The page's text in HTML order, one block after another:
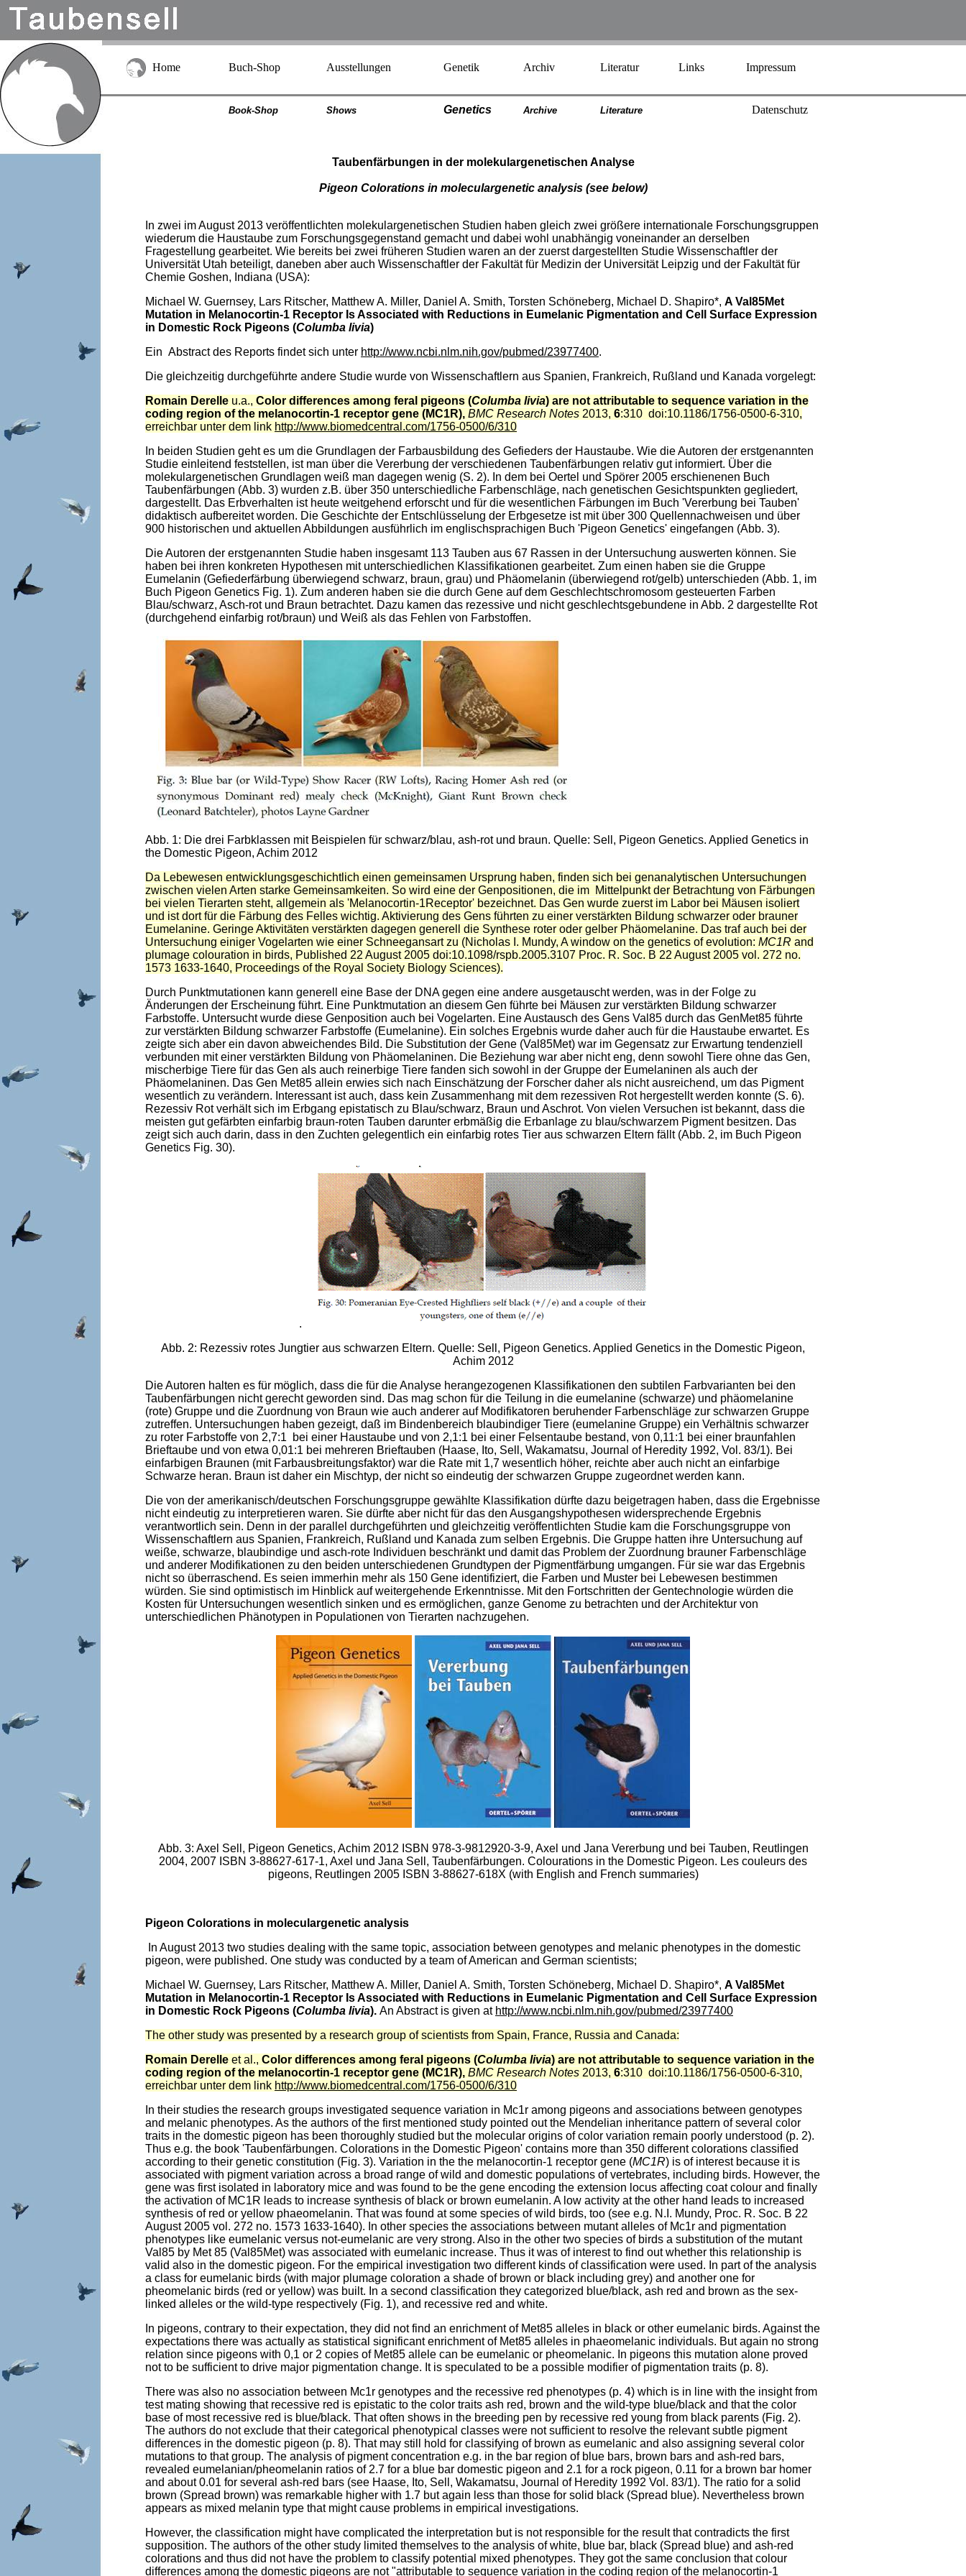
Home Buch-Shop Ausstellungen Genetik Archiv Literatur Links Impressum
Book-Shop Shows Genetics Archive Literature Datenschutz
Taubenfärbungen in der molekulargenetischen Analyse
Pigeon Colorations in moleculargenetic analysis(see below)
In zwei im August 2013 veröffentlichten molekulargenetischen Studien haben gleich zwei größere internationale Forschungsgruppen
wiederum die Haustaube zum Forschungsgegenstand gemacht und dabei wohl unabhängig voneinander an derselben
Fragestellung gearbeitet. Wie bereits bei zwei früheren Studien waren an der zuerst dargestellten Studie Wissenschaftler der
Universität Utah beteiligt, daneben aber auch Wissenschaftler der Fakultät für Medizin der Universität Leipzig und der Fakultät für
Chemie Goshen, Indiana (USA):
Michael W. Guernsey, Lars Ritscher, Matthew A. Miller, Daniel A. Smith, Torsten Schöneberg, Michael D. Shapiro*, A Val85Met
Mutation in Melanocortin-1 Receptor Is Associated with Reductions in Eumelanic Pigmentation and Cell Surface Expression
in Domestic Rock Pigeons (Columba livia)
Ein Abstract des Reports findet sich unter http://www.ncbi.nlm.nih.gov/pubmed/23977400.
Die gleichzeitig durchgeführte andere Studie wurde von Wissenschaftlern aus Spanien, Frankreich, Rußland und Kanada vorgelegt:
Romain Derelle u.a., Color differences among feral pigeons (Columba livia) are not attributable to sequence variation in the
coding region of the melanocortin-1 receptor gene (MC1R), BMC Research Notes 2013, 6:310 doi:10.1186/1756-0500-6-310,
erreichbar unter dem link http://www.biomedcentral.com/1756-0500/6/310
In beiden Studien geht es um die Grundlagen der Farbausbildung des Gefieders der Haustaube. Wie die Autoren der erstgenannten
Studie einleitend feststellen, ist man über die Vererbung der verschiedenen Taubenfärbungen relativ gut informiert. Über die
molekulargenetischen Grundlagen weiß man dagegen wenig (S. 2). In dem bei Oertel und Spörer 2005 erschienenen Buch
Taubenfärbungen (Abb. 3) wurden z.B. über 350 unterschiedliche Farbenschläge, nach genetischen Gesichtspunkten gegliedert,
dargestellt. Das Erbverhalten ist heute weitgehend erforscht und für die wesentlichen Färbungen im Buch 'Vererbung bei Tauben'
didaktisch aufbereitet worden. Die Geschichte der Entschlüsselung der Erbgesetze ist mit über 300 Quellennachweisen und über
900 historischen und aktuellen Abbildungen ausführlich im englischsprachigen Buch 'Pigeon Genetics' eingefangen (Abb. 3).
Die Autoren der erstgenannten Studie haben insgesamt 113 Tauben aus 67 Rassen in der Untersuchung auswerten können. Sie
haben bei ihren konkreten Hypothesen mit unterschiedlichen Klassifikationen gearbeitet. Zum einen haben sie die Gruppe
Eumelanin (Gefiederfärbung überwiegend schwarz, braun, grau) und Phäomelanin (überwiegend rot/gelb) unterschieden (Abb. 1, im
Buch Pigeon Genetics Fig. 1). Zum anderen haben sie die durch Gene auf dem Geschlechtschromosom gesteuerten Farben
Blau/schwarz, Asch-rot und Braun betrachtet. Dazu kamen das rezessive und nicht geschlechtsgebundene in Abb. 2 dargestellte Rot
(durchgehend einfarbig rot/braun) und Weiß als das Fehlen von Farbstoffen.
Abb. 1: Die drei Farbklassen mit Beispielen für schwarz/blau, ash-rot und braun. Quelle: Sell, Pigeon Genetics. Applied Genetics in
the Domestic Pigeon, Achim 2012
Da Lebewesen entwicklungsgeschichtlich einen gemeinsamen Ursprung haben, finden sich bei genanalytischen Untersuchungen
zwischen vielen Arten starke Gemeinsamkeiten. So wird eine der Genpositionen, die im Mittelpunkt der Betrachtung von Färbungen
bei vielen Tierarten steht, allgemein als 'Melanocortin-1Receptor' bezeichnet. Das Gen wurde zuerst im Labor bei Mäusen isoliert
und ist dort für die Färbung des Felles wichtig. Aktivierung des Gens führten zu einer verstärkten Bildung schwarzer oder brauner
Eumelanine. Geringe Aktivitäten verstärkten dagegen generell die Synthese roter oder gelber Phäomelanine. Das traf auch bei der
Untersuchung einiger Vogelarten wie einer Schneegansart zu (Nicholas I. Mundy, A window on the genetics of evolution: MC1R and
plumage colouration in birds, Published 22 August 2005 doi:10.1098/rspb.2005.3107 Proc. R. Soc. B 22 August 2005 vol. 272 no.
1573 1633-1640, Proceedings of the Royal Society Biology Sciences).
Durch Punktmutationen kann generell eine Base der DNA gegen eine andere ausgetauscht werden, was in der Folge zu
Änderungen der Erscheinung führt. Eine Punktmutation an diesem Gen führte bei Mäusen zur verstärkten Bildung schwarzer
Farbstoffe. Untersucht wurde diese Genposition auch bei Vogelarten. Eine Austausch des Gens Val85 durch das GenMet85 führte
zur verstärkten Bildung schwarzer Farbstoffe (Eumelanine). Ein solches Ergebnis wurde daher auch für die Haustaube erwartet. Es
zeigte sich aber ein davon abweichendes Bild. Die Substitution der Gene (Val85Met) war im Gegensatz zur Erwartung tendenziell
verbunden mit einer verstärkten Bildung von Phäomelaninen. Die Beziehung war aber nicht eng, denn sowohl Tiere ohne das Gen,
mischerbige Tiere für das Gen als auch reinerbige Tiere fanden sich sowohl in der Gruppe der Eumelaninen als auch der
Phäomelaninen. Das Gen Met85 allein erwies sich nach Einschätzung der Forscher daher als nicht ausreichend, um das Pigment
wesentlich zu verändern. Interessant ist auch, dass kein Zusammenhang mit dem rezessiven Rot hergestellt werden konnte (S. 6).
Rezessiv Rot verhält sich im Erbgang epistatisch zu Blau/schwarz, Braun und Aschrot. Von vielen Versuchen ist bekannt, dass die
meisten gut gefärbten einfarbig braun-roten Tauben darunter erbmäßig die Erbanlage zu blau/schwarzem Pigment besitzen. Das
zeigt sich auch darin, dass in den Zuchten gelegentlich ein einfarbig rotes Tier aus schwarzen Eltern fällt (Abb. 2, im Buch Pigeon
Genetics Fig. 30).
.
Abb. 2: Rezessiv rotes Jungtier aus schwarzen Eltern. Quelle: Sell, Pigeon Genetics. Applied Genetics in the Domestic Pigeon,
Achim 2012
Die Autoren halten es für möglich, dass die für die Analyse herangezogenen Klassifikationen den subtilen Farbvarianten bei den
Taubenfärbungen nicht gerecht geworden sind. Das mag schon für die Teilung in die eumelanine (schwarze) und phäomelanine
(rote) Gruppe und die Zuordnung von Braun wie auch anderer auf Modifikatoren beruhender Farbenschläge zur schwarzen Gruppe
zutreffen. Untersuchungen haben gezeigt, daß im Bindenbereich blaubindiger Tiere (eumelanine Gruppe) ein Verhältnis schwarzer
zu roter Farbstoffe von 2,7:1 bei einer Haustaube und von 2,1:1 bei einer Felsentaube bestand, von 0,11:1 bei einer braunfahlen
Brieftaube und von etwa 0,01:1 bei mehreren Brieftauben (Haase, Ito, Sell, Wakamatsu, Journal of Heredity 1992, Vol. 83/1). Bei
einfarbigen Braunen (mit Farbausbreitungsfaktor) war die Rate mit 1,7 wesentlich höher, reichte aber auch nicht an einfarbige
Schwarze heran. Braun ist daher ein Mischtyp, der nicht so eindeutig der schwarzen Gruppe zugeordnet werden kann.
Die von der amerikanisch/deutschen Forschungsgruppe gewählte Klassifikation dürfte dazu beigetragen haben, dass die Ergebnisse
nicht eindeutig zu interpretieren waren. Sie dürfte aber nicht für das den Ausgangshypothesen widersprechende Ergebnis
verantwortlich sein. Denn in der parallel durchgeführten und gleichzeitig veröffentlichten Studie kam die Forschungsgruppe von
Wissenschaftlern aus Spanien, Frankreich, Rußland und Kanada zum selben Ergebnis. Die Gruppe hatten ihre Untersuchung auf
weiße, schwarze, blaubindige und asch-rote Individuen beschränkt und damit das Problem der Zuordnung brauner Farbenschläge
und anderer Modifikationen zu den beiden unterschiedenen Grundtypen der Pigmentfärbung umgangen. Für sie war das Ergebnis
nicht so überraschend. Es seien immerhin mehr als 150 Gene identifiziert, die Farben und Muster bei Lebewesen bestimmen
würden. Sie sind optimistisch im Hinblick auf weitergehende Erkenntnisse. Mit den Fortschritten der Gentechnologie würden die
Kosten für Untersuchungen wesentlich sinken und es ermöglichen, ganze Genome zu betrachten und der Architektur von
unterschiedlichen Phänotypen in Populationen von Tierarten nachzugehen.
Abb. 3: Axel Sell, Pigeon Genetics, Achim 2012 ISBN 978-3-9812920-3-9, Axel und Jana Vererbung und bei Tauben, Reutlingen
2004, 2007 ISBN 3-88627-617-1, Axel und Jana Sell, Taubenfärbungen. Colourations in the Domestic Pigeon. Les couleurs des
pigeons, Reutlingen 2005 ISBN 3-88627-618X (with English and French summaries)
Pigeon Colorations in moleculargenetic analysis
In August 2013 two studies dealing with the same topic, association between genotypes and melanic phenotypes in the domestic
pigeon, were published. One study was conducted by a team of American and German scientists;
Michael W. Guernsey, Lars Ritscher, Matthew A. Miller, Daniel A. Smith, Torsten Schöneberg, Michael D. Shapiro*, A Val85Met
Mutation in Melanocortin-1 Receptor Is Associated with Reductions in Eumelanic Pigmentation and Cell Surface Expression
in Domestic Rock Pigeons (Columba livia). An Abstract is given at http://www.ncbi.nlm.nih.gov/pubmed/23977400
The other study was presented by a research group of scientists from Spain, France, Russia and Canada:
Romain Derelle et al., Color differences among feral pigeons (Columba livia) are not attributable to sequence variation in the
coding region of the melanocortin-1 receptor gene (MC1R), BMC Research Notes 2013, 6:310 doi:10.1186/1756-0500-6-310,
erreichbar unter dem link http://www.biomedcentral.com/1756-0500/6/310
In their studies the research groups investigated sequence variation in Mc1r among pigeons and associations between genotypes
and melanic phenotypes. As the authors of the first mentioned study pointed out the Mendelian inheritance pattern of several color
traits in the domestic pigeon has been thoroughly studied but the molecular origins of color variation remain poorly understood (p. 2).
Thus e.g. the book 'Taubenfärbungen. Colorations in the Domestic Pigeon' contains more than 350 different colorations classified
according to their genetic constitution (Fig. 3). Variation in the the melanocortin-1 receptor gene (MC1R) is of interest because it is
associated with pigment variation across a broad range of wild and domestic populations of vertebrates, including birds. However, the
gene was first isolated in laboratory mice and was found to be the gene encoding the extension locus affecting coat colour and finally
the activation of MC1R leads to increase synthesis of black or brown eumelanin. A low activity at the other hand leads to increased
synthesis of red or yellow phaeomelanin. That was found at some species of wild birds, too (see e.g. N.I. Mundy, Proc. R. Soc. B 22
August 2005 vol. 272 no. 1573 1633-1640). In other species the associations between mutant alleles of Mc1r and pigmentation
phenotypes like eumelanic versus not-eumelanic are very strong. Also in the other two species of birds a substitution of the mutant
Val85 by Met 85 (Val85Met) was associated with eumelanic increase. Thus it was of interest to find out whether this relationship is
valid also in the domestic pigeon. For the empirical investigation two different kinds of classification were used. In part of the analysis
a class for eumelanic birds (with major plumage coloration a shade of brown or black including grey) and another one for
pheomelanic birds (red or yellow) was built. In a second classification they categorized blue/black, ash red and brown as the sex-
linked alleles or the wild-type respectively (Fig. 1), and recessive red and white.
In pigeons, contrary to their expectation, they did not find an enrichment of Met85 alleles in black or other eumelanic birds. Against the
expectations there was actually as statistical significant enrichment of Met85 alleles in phaeomelanic individuals. But again no strong
relation since pigeons with 0,1 or 2 copies of Met85 allele can be eumelanic or pheomelanic. In pigeons this mutation alone proved
not to be sufficient to drive major pigmentation change. It is speculated to be a possible modifier of pigmentation traits (p. 8).
There was also no association between Mc1r genotypes and the recessive red phenotypes (p. 4) which is in line with the insight from
test mating showing that recessive red is epistatic to the color traits ash red, brown and the wild-type blue/black and that the color
base of most recessive red is blue/black. That often shows in the breeding pen by recessive red young from black parents (Fig. 2).
The authors do not exclude that their categorical phenotypical classes were not sufficient to resolve the relevant subtle pigment
differences in the domestic pigeon (p. 8). That may still hold for classifying of brown as eumelanic and also assigning several color
mutations to that group. The analysis of pigment concentration e.g. in the bar region of blue bars, brown bars and ash-red bars,
revealed eumelanian/pheomelanin ratios of 2.7 for a blue bar domestic pigeon and 2.1 for a rock pigeon, 0.11 for a brown bar homer
and about 0.01 for several ash-red bars (see Haase, Ito, Sell, Wakamatsu, Journal of Heredity 1992 Vol. 83/1). The ratio for a solid
brown (Spread brown) was remarkable higher with 1.7 but again less than those for solid black (Spread blue). Nevertheless brown
appears as mixed melanin type that might cause problems in empirical investigations.
However, the classification might have complicated the interpretation but is not responsible for the result that contradicts the first
supposition. The authors of the other study limited themselves to the analysis of white, blue bar, black (Spread blue) and ash-red
colorations and thus did not have the problem to classify potential mixed phenotypes. They got the same conclusion that colour
differences among the domestic pigeons are not "attributable to sequence variation in the coding region of the melanocortin-1